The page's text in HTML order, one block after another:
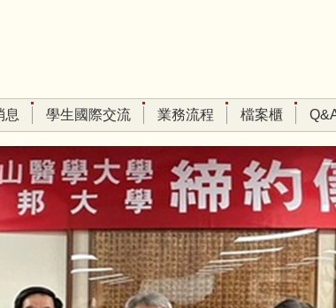
息 學生國際交流 業務流程 檔案櫃